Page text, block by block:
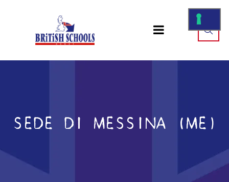
SEDE DI MESSINA (ME)